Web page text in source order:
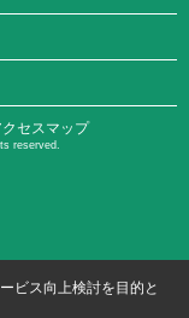
クセスマップ
reserved.
ビス向上検討を目的と